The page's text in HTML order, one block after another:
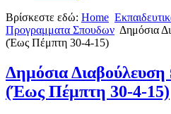
Βρίσκεστε εδώ: Home
Προγραμματα Σπουδων Δημόσια
(Έως Πέμπτη 30-4-15)
Δημόσια
(Έως Πέμπτη 30-4-15)